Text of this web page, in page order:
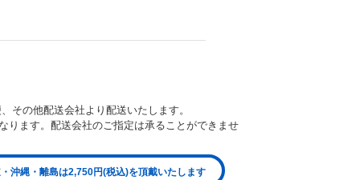
その他配送会社より配送いたします。
ります。配送会社のご指定は承ることができませ
沖縄・離島は2,750円(税込)を頂戴いたします